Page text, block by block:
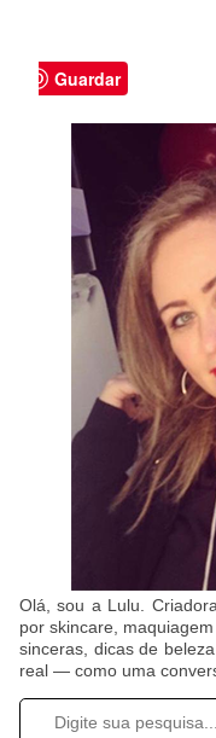
Guardar
Olá, sou a Lulu.
por skincare,
sinceras, dicas de
real — como uma